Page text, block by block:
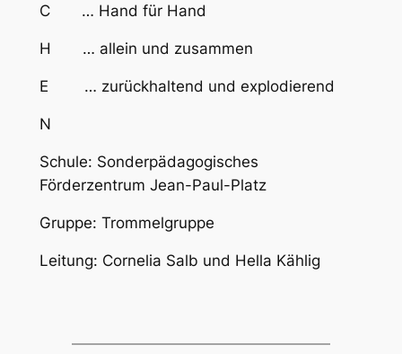
C … Hand für Hand
H … allein und zusammen
E … zurückhaltend und explodierend
N
Schule: Sonderpädagogisches
Förderzentrum Jean-Paul-Platz
Gruppe: Trommelgruppe
Leitung: Cornelia Salb und Hella Kählig